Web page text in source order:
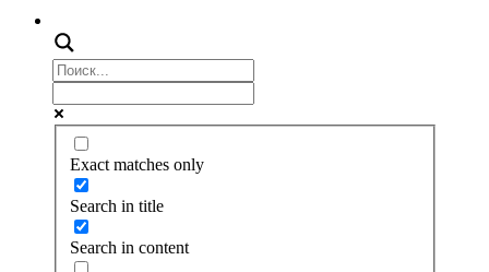
Exact matches only
Search in title
Search in content